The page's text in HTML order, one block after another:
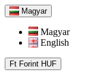
Magyar
Magyar
English
Ft Forint HUF